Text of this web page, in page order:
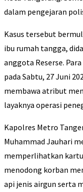
dalam pengejaran
Kasus tersebut
ibu rumah tangga,
anggota Reserse.
pada Sabtu, 27 Juni
membawa atribut
layaknya operasi
Kapolres Metro
Muhammad Jauhari
memperlihatkan
menodong korban
api jenis airgun serta